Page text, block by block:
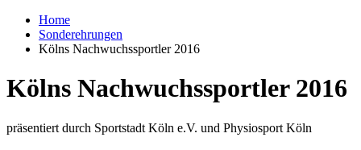
Home
Sonderehrungen
Kölns Nachwuchs­sportler 2016
Kölns Nachwuchssportler 2016
präsentiert durch Sportstadt Köln e.V. und Physiosport Köln